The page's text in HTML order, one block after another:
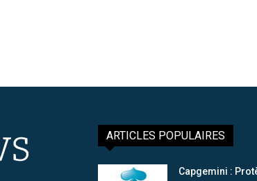
ARTICLES POPULAIRES
Capgemini :